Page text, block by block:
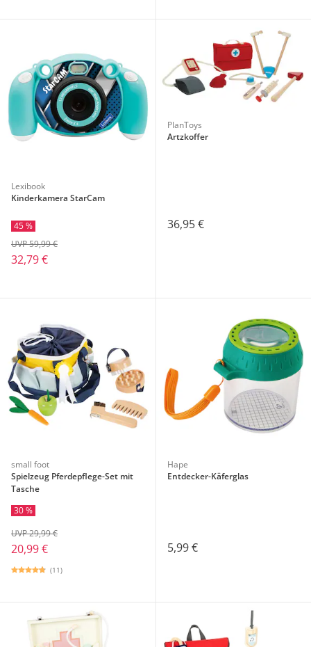
Lexibook
Kinderkamera StarCam
45 %
32,79 €
UVP 59,99 €
PlanToys
Artzkoffer
36,95 €
small foot
Spielzeug Pferdepflege-Set mit
Tasche
30 %
20,99 €
UVP 29,99 €
(11)
Hape
Entdecker-Käferglas
5,99 €